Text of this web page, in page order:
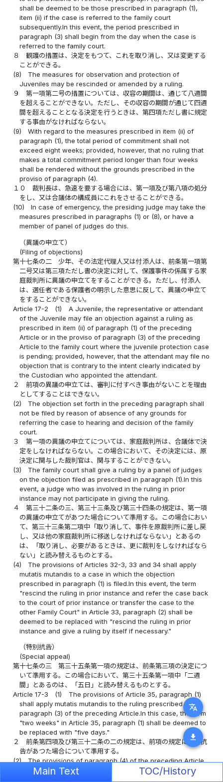
translate
download
shall be deemed to be those prescribed in paragraph (1),
item (ii) if the case is referred to the family court
subsequently.In this event, the period prescribed in
paragraph (3) shall begin from the day when the case is
referred to the family court.
８
観護の措置は、決定をもつて、これを取り消し、又は変更する
ことができる。
(8)
The measures for observation and protection of
Juveniles may be rescinded or amended by a ruling.
９
第一項第二号の措置については、収容の期間は、通じて八週間
を超えることができない。ただし、その収容の期間が通じて四週
間を超えることとなる決定を行うときは、第四項ただし書に規定
する事由がなければならない。
(9)
With regard to the measures prescribed in item (ii) of
paragraph (1), the total period of commitment shall not
exceed eight weeks; provided, however, that no ruling that
makes a total commitment period longer than four weeks
shall be rendered without the grounds prescribed in the
proviso of paragraph (4).
１０
裁判長は、急速を要する場合には、第一項及び第八項の処分
をし、又は合議体の構成員にこれをさせることができる。
(10)
In case of emergency, the presiding judge may take the
measures prescribed in paragraphs (1) or (8), or have a
member of panel of judges do this.
（異議の申立て）
(Filing of objections)
第十七条の二
少年、その法定代理人又は付添人は、前条第一項第
二号又は第三項ただし書の決定に対して、保護事件の係属する家
庭裁判所に異議の申立てをすることができる。ただし、付添人
は、選任者である保護者の明示した意思に反して、異議の申立て
をすることができない。
Article 17-2
(1)
A Juvenile, the representative or attendant
of the Juvenile may file an objection against a ruling as
prescribed in item (ii) of paragraph (1) of the preceding
Article or in the proviso of paragraph (3) of the preceding
Article to the family court where the juvenile protection case
is pending; provided, however, that the attendant may file no
objection that is contrary to the intent clearly indicated by
the Custodian who appointed the attendant.
２
前項の異議の申立ては、審判に付すべき事由がないことを理由
としてすることはできない。
(2)
The objection set forth in the preceding paragraph shall
not be filed by reason of absence of any grounds for
referring the case to hearing and decision of the family
court.
３
第一項の異議の申立てについては、家庭裁判所は、合議体で決
定をしなければならない。この場合において、その決定には、原
決定に関与した裁判官は、関与することができない。
(3)
The family court shall give a ruling by a panel of judges
on the objection filed as prescribed in paragraph (1).In this
event, a judge who was involved in the ruling in prior
instance may not participate in giving the ruling.
４
第三十二条の三、第三十三条及び第三十四条の規定は、第一項
の異議の申立てがあつた場合について準用する。この場合におい
て、第三十三条第二項中「取り消して、事件を原裁判所に差し戻
し、又は他の家庭裁判所に移送しなければならない」とあるの
は、「取り消し、必要があるときは、更に裁判をしなければなら
ない」と読み替えるものとする。
(4)
The provisions of Articles 32-3, 33 and 34 shall apply
mutatis mutandis to a case in which the objection
prescribed in paragraph (1) is filed.In this event, the term
"rescind the ruling in prior instance and refer the case back
to the court of prior instance or transfer the case to the
other Family Court" in Article 33, paragraph (2) shall be
deemed to be replaced with "rescind the ruling in prior
instance and give a ruling by itself if necessary."
（特別抗告）
(Special appeal)
第十七条の三
第三十五条第一項の規定は、前条第三項の決定につ
いて準用する。この場合において、第三十五条第一項中「二週
間」とあるのは、「五日」と読み替えるものとする。
Article 17-3
(1)
The provisions of Article 35, paragraph (1)
shall apply mutatis mutandis to the ruling prescribed in
paragraph (3) of the preceding Article.In this case, the term
"two weeks" in Article 35, paragraph (1) shall be deemed to
be replaced with "five days."
２
前条第四項及び第三十二条の二の規定は、前項の規定による抗
告があつた場合について準用する。
(2)
The provisions of paragraph (4) of the preceding Article
and Article 32-2 shall apply mutatis mutandis in the case
Main Text TOC/History